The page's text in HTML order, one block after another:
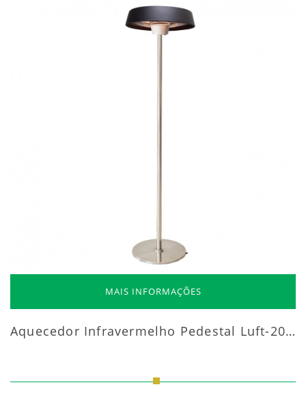
MAIS INFORMAÇÕES
Aquecedor Infravermelho Pedestal Luft-20000